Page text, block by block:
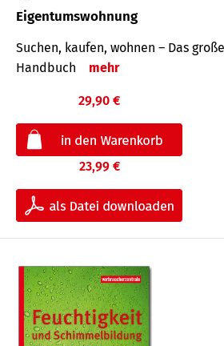
Eigentumswohnung
Suchen, kaufen, wohnen – Das
Handbuch
mehr
29,90 €
23,99 €